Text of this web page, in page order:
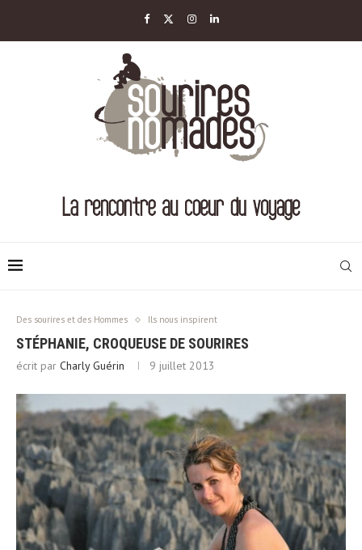
Des sourires et des Hommes Ils nous inspirent
STÉPHANIE, CROQUEUSE DE SOURIRES
écrit par Charly Guérin 9 juillet 2013